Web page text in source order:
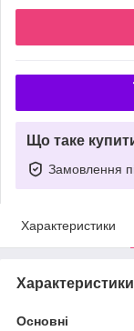
Що таке
Замовлення
Характеристики
Характеристики
Основні